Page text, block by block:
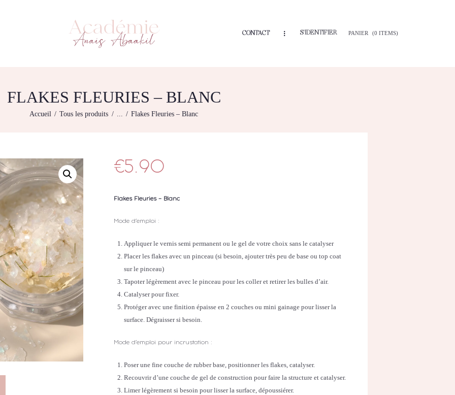
CONTACT S'IDENTIFIER PANIER (0 ITEMS)
FLAKES FLEURIES – BLANC
Accueil Tous les produits Flakes Fleuries – Blanc
ACADÉMIE ANAÏS ABAAKIL
Formation et shop Indigo
NOS FORMATIONS
AGENDA DE
BOUTIQUE
CONTACTEZ-NOUS
MODÈLE
€5.90
Flakes Fleuries – Blanc
Mode d’emploi :
Appliquer le vernis semi permanent ou le gel de votre choix sans le catalyser
Placer les flakes avec un pinceau (si besoin, ajouter très peu de base ou top coat
sur le pinceau)
Tapoter légèrement avec le pinceau pour les coller et retirer les bulles d’air.
Catalyser pour fixer.
Protéger avec une finition épaisse en 2 couches ou mini gainage pour lisser la
surface. Dégraisser si besoin.
Mode d’emploi pour incrustation :
Poser une fine couche de rubber base, positionner les flakes, catalyser.
Recouvrir d’une couche de gel de construction pour faire la structure et catalyser.
Limer légèrement si besoin pour lisser la surface, dépoussiérer.